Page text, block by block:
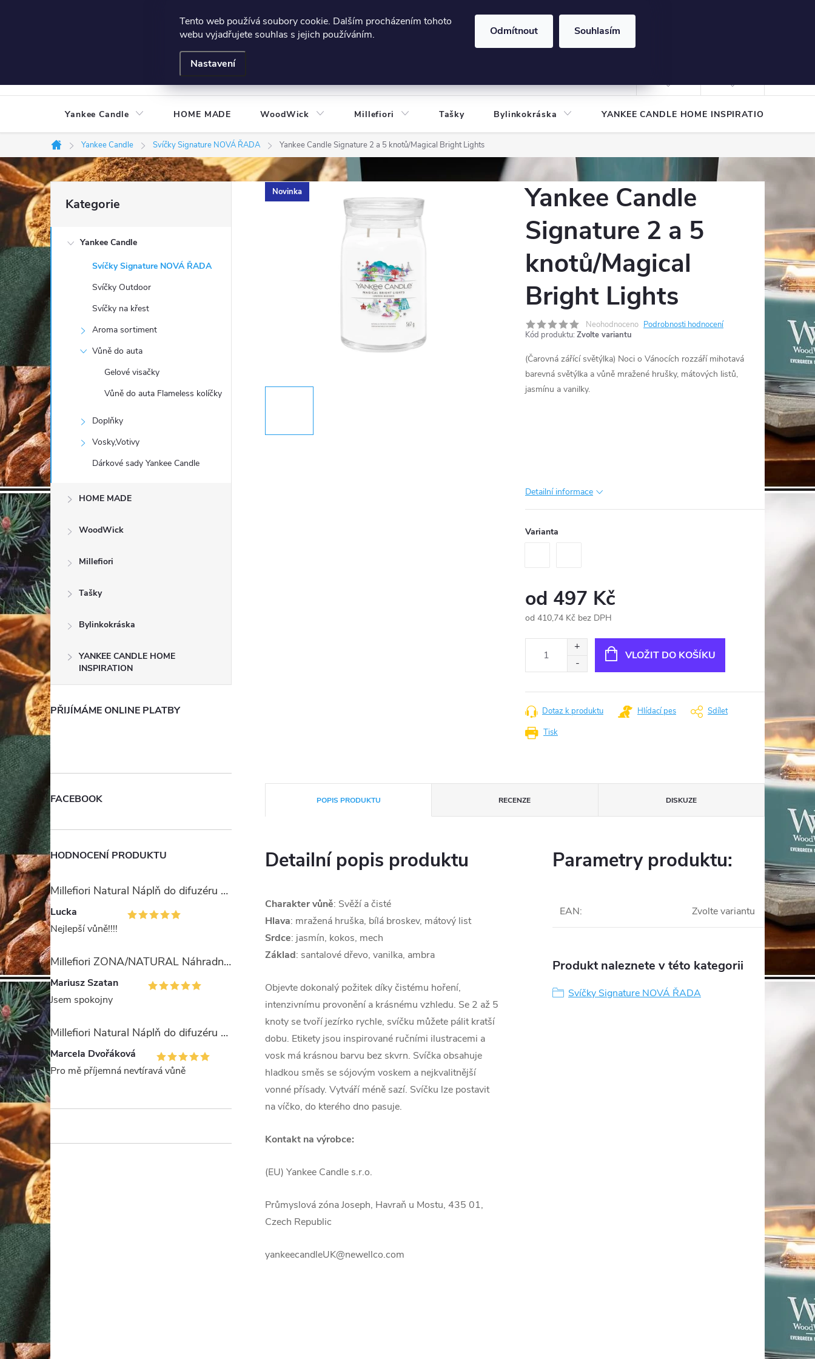
Tento web používá soubory cookie. Dalším procházením tohoto
webu vyjadřujete souhlas s jejich používáním.
Nastavení
Odmítnout Souhlasím
606124443
Podmínky e-shopu Podmínky ochrany osobních údajů
Yankee Candle HOME MADE WoodWick Millefiori Tašky Bylinkokráska YANKEE CANDLE HOME INSPIRATION
Domů
Yankee Candle Svíčky Signature NOVÁ ŘADA Yankee Candle Signature 2 a 5 knotů/Magical Bright Lights
P
o
s
r
a
n
n
í
p
a
n
e
l
kategorie
Kategorie
Yankee Candle
Svíčky Signature NOVÁ ŘADA
Svíčky Outdoor
Svíčky na křest
Aroma sortiment
Vůně do auta
Gelové visačky
Vůně do auta Flameless kolíčky
Doplňky
Vosky,Votivy
Dárkové sady Yankee Candle
HOME MADE
WoodWick
Millefiori
Tašky
Bylinkokráska
YANKEE CANDLE HOME
INSPIRATION
PŘIJÍMÁME ONLINE PLATBY
FACEBOOK
HODNOCENÍ PRODUKTU
Millefiori Natural Náplň do difuzéru 250ml/Ambra & Rosa
Lucka
Nejlepší vůně!!!!
Millefiori ZONA/NATURAL Náhradní stébla pro difuzér 100ml
Mariusz Szatan
Jsem spokojny
Millefiori Natural Náplň do difuzéru 250ml/Legni e Fiori ďArancio
Marcela Dvořáková
Pro mě příjemná nevtíravá vůně
Novinka
Yankee Candle
Signature 2 a 5
knotů/Magical
Bright Lights
Neohodnoceno Podrobnosti hodnocení
Kód produktu: Zvolte variantu
(Čarovná zářící světýlka) Noci o Vánocích rozzáří mihotavá
barevná světýlka a vůně mražené hrušky, mátových listů,
jasmínu a vanilky.
Detailní informace
Varianta
od 497 Kč
od 410,74 Kč bez DPH
VLOŽIT DO KOŠÍKU
Tisk
Dotaz k produktu Hlídací pes Sdílet
POPIS PRODUKTU RECENZE DISKUZE
Detailní popis produktu
Charakter vůně: Svěží a čisté
Hlava: mražená hruška, bílá broskev, mátový list
Srdce: jasmín, kokos, mech
Základ: santalové dřevo, vanilka, ambra
Objevte dokonalý požitek díky čistému hoření,
intenzivnímu provonění a krásnému vzhledu. Se 2 až 5
knoty se tvoří jezírko rychle, svíčku můžete pálit kratší
dobu. Etikety jsou inspirované ručními ilustracemi a
vosk má krásnou barvu bez skvrn. Svíčka obsahuje
hladkou směs se sójovým voskem a nejkvalitnější
vonné přísady. Vytváří méně sazí. Svíčku lze postavit
na víčko, do kterého dno pasuje.
Kontakt na výrobce:
(EU) Yankee Candle s.r.o.
Průmyslová zóna Joseph, Havraň u Mostu, 435 01,
Czech Republic
yankeecandleUK@newellco.com
Parametry produktu:
EAN: Zvolte variantu
Produkt naleznete v této kategorii
Svíčky Signature NOVÁ ŘADA